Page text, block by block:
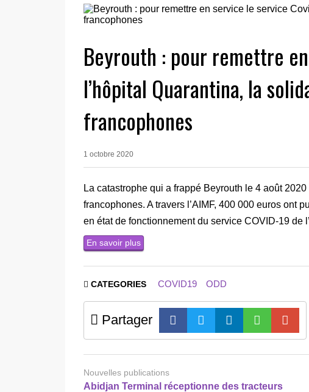
Beyrouth : pour remettre
l’hôpital Quarantina, la
francophones
1 octobre 2020
La catastrophe qui a frappé Beyrouth le 4 août
francophones. A travers l’AIMF, 400 000 euros ont
en état de fonctionnement du service COVID-19 de
En savoir plus
CATEGORIES COVID19 ODD
Partager
Nouvelles publications
Abidjan Terminal réceptionne des tracteurs